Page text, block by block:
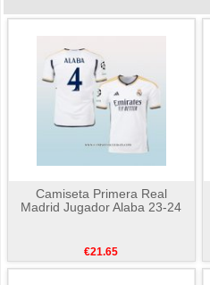
Camiseta Primera Real
Madrid Jugador Alaba 23-24
€21.65